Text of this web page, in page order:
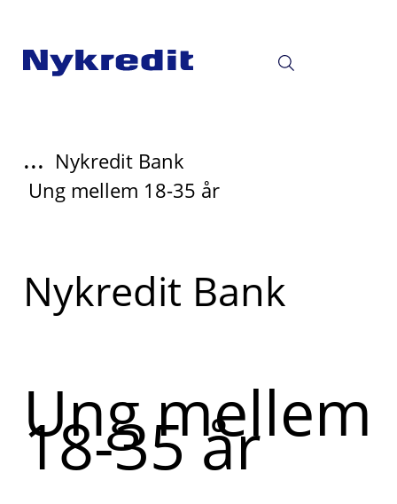
... Nykredit Bank
Ung mellem 18-35 år
Read
more
Nykredit Bank
Ung mellem
18-35 år